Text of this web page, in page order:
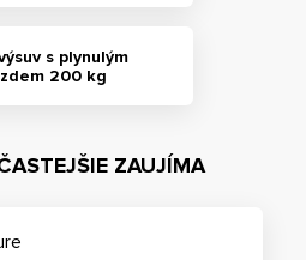
s plynulým
200 kg
ZAUJÍMA